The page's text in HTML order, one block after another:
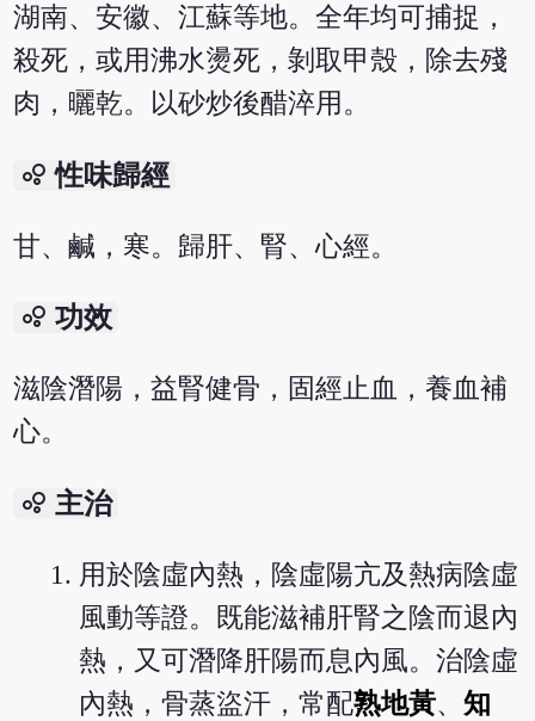
湖南、安徽、江蘇等地。全年均可捕捉，
殺死，或用沸水燙死，剝取甲殼，除去殘
肉，曬乾。以砂炒後醋淬用。
bubble_chart 性味歸經
甘、鹹，寒。歸肝、腎、心經。
bubble_chart 功效
滋陰潛陽，益腎健骨，固經止血，養血補
心。
bubble_chart 主治
用於陰虛內熱，陰虛陽亢及熱病陰虛
風動等證。既能滋補肝腎之陰而退內
熱，又可潛降肝陽而息內風。治陰虛
內熱，骨蒸盜汗，常配熟地黃、知